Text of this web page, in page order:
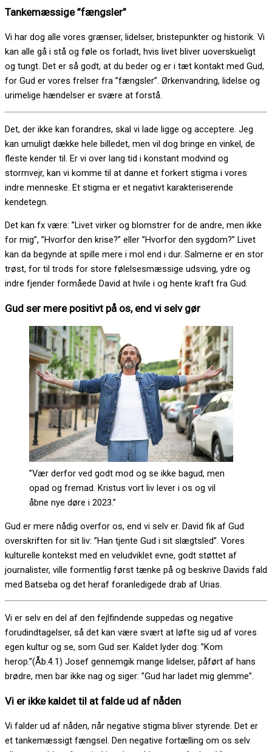
Tankemæssige ”fængsler”
Vi har dog alle vores grænser, lidelser, bristepunkter og historik. Vi
kan alle gå i stå og føle os forladt, hvis livet bliver uoverskueligt
og tungt. Det er så godt, at du beder og er i tæt kontakt med Gud,
for Gud er vores frelser fra ”fængsler”. Ørkenvandring, lidelse og
urimelige hændelser er svære at forstå.
Det, der ikke kan forandres, skal vi lade ligge og acceptere. Jeg
kan umuligt dække hele billedet, men vil dog bringe en vinkel, de
fleste kender til. Er vi over lang tid i konstant modvind og
stormvejr, kan vi komme til at danne et forkert stigma i vores
indre menneske. Et stigma er et negativt karakteriserende
kendetegn.
Det kan fx være: ”Livet virker og blomstrer for de andre, men ikke
for mig”, ”Hvorfor den krise?” eller ”Hvorfor den sygdom?” Livet
kan da begynde at spille mere i mol end i dur. Salmerne er en stor
trøst, for til trods for store følelsesmæssige udsving, ydre og
indre fjender formåede David at hvile i og hente kraft fra Gud.
Gud ser mere positivt på os, end vi selv gør
”Vær derfor ved godt mod og se ikke bagud, men
opad og fremad. Kristus vort liv lever i os og vil
åbne nye døre i 2023.”
Gud er mere nådig overfor os, end vi selv er. David fik af Gud
overskriften for sit liv: ”Han tjente Gud i sit slægtsled”. Vores
kulturelle kontekst med en veludviklet evne, godt støttet af
journalister, ville formentlig først tænke på og beskrive Davids fald
med Batseba og det heraf foranledigede drab af Urias.
Vi er selv en del af den fejlfindende suppedas og negative
forudindtagelser, så det kan være svært at løfte sig ud af vores
egen kultur og se, som Gud ser. Kaldet lyder dog: ”Kom
herop.”(Åb.4.1) Josef gennemgik mange lidelser, påført af hans
brødre, men bar ikke nag og siger: ”Gud har ladet mig glemme”.
Vi er ikke kaldet til at falde ud af nåden
Vi falder ud af nåden, når negative stigma bliver styrende. Det er
et tankemæssigt fængsel. Den negative fortælling om os selv